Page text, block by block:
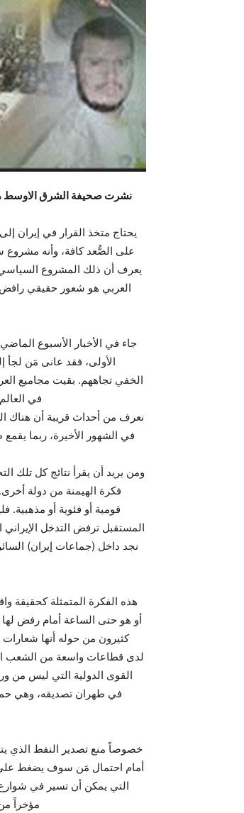
نشرت صحيفة الشرق الاوسط
يحتاج متخذ القرار في إيران
على الصُّعد كافة، وأنه
يعرف أن ذلك المشروع السياسي
العربي هو شعور حقيقي رافض
جاء في الأخبار الأسبوع
الأولى، فقد عانى مَن لجأ
الخفي تجاههم. بقيت مجاميع
في
نعرف من أحداث قريبة أن هناك
في الشهور الأخيرة، ربما
ومن يريد أن يقرأ نتائج كل تلك
فكرة الهيمنة من دولة
قومية أو فئوية أو
المستقبل ترفض التدخل
نجد داخل (جماعات إيران)
هذه الفكرة المتمثلة كحقيقة
أو هو حتى الساعة أمام رفض
كثيرون من حوله أنها
لدى قطاعات واسعة من الشعب
القوى الدولية التي ليس من
في طهران تصديقه، وهي
خصوصاً منع تصدير النفط الذي
أمام احتمال مَن سوف يضغط على
التي يمكن أن تسير في
مؤخراً